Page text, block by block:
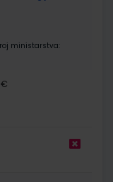
ministarstva:
€